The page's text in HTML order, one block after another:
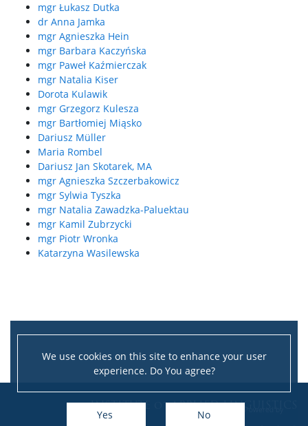
We use cookies on this site to enhance your user
experience. Do You agree?
Yes No
mgr Łukasz Dutka
dr Anna Jamka
mgr Agnieszka Hein
mgr Barbara Kaczyńska
mgr Paweł Kaźmierczak
mgr Natalia Kiser
Dorota Kulawik
mgr Grzegorz Kulesza
mgr Bartłomiej Miąsko
Dariusz Müller
Maria Rombel
Dariusz Jan Skotarek, MA
mgr Agnieszka Szczerbakowicz
mgr Sylwia Tyszka
mgr Natalia Zawadzka-Paluektau
mgr Kamil Zubrzycki
mgr Piotr Wronka
Katarzyna Wasilewska
Leaflet|©OpenStreetMapcontributors
INSTITUTE of APPLIED LINGUISTICS